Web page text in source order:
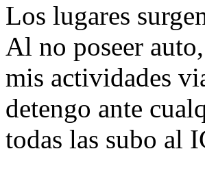
Los lugares
Al no poseer
mis actividades
detengo ante
todas las subo al